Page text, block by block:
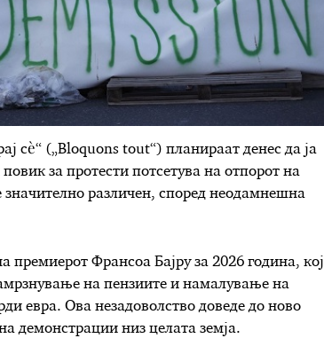
сè“ („Bloquons tout“) планираат денес да ја
за протести потсетува на отпорот на
различен, според неодамнешна
премиерот Франсоа Бајру за 2026 година, кој
на пензиите и намалување на
евра. Ова незадоволство доведе до ново
демонстрации низ целата земја.